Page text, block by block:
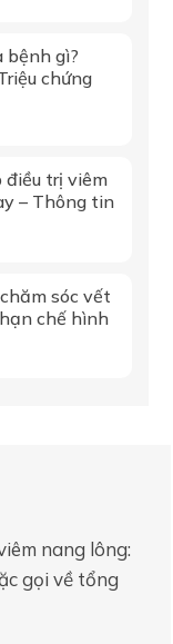
bệnh gì?
chứng
điều trị viêm
– Thông tin
sóc vết
chế hình
nang lông:
gọi về tổng